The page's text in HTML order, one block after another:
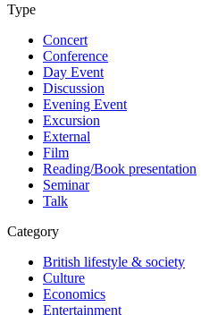
Type
Concert
Conference
Day Event
Discussion
Evening Event
Excursion
External
Film
Reading/Book presentation
Seminar
Talk
Category
British lifestyle & society
Culture
Economics
Entertainment